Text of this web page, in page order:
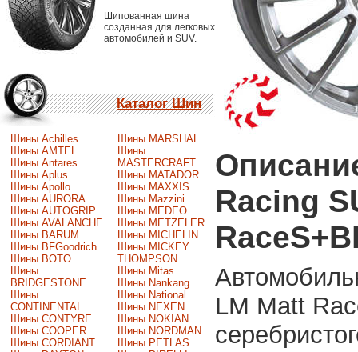
Шипованная шина
созданная для легковых
автомобилей и SUV.
Каталог Шин
Шины Achilles
Шины AMTEL
Шины Antares
Шины Aplus
Шины Apollo
Шины AURORA
Шины AUTOGRIP
Шины AVALANCHE
Шины BARUM
Шины BFGoodrich
Шины BOTO
Шины
BRIDGESTONE
Шины
CONTINENTAL
Шины CONTYRE
Шины COOPER
Шины CORDIANT
Шины MARSHAL
Шины
MASTERCRAFT
Шины MATADOR
Шины MAXXIS
Шины Mazzini
Шины MEDEO
Шины METZELER
Шины MICHELIN
Шины MICKEY
THOMPSON
Шины Mitas
Шины Nankang
Шины National
Шины NEXEN
Шины NOKIAN
Шины NORDMAN
Шины PETLAS
Racing
LM Matt